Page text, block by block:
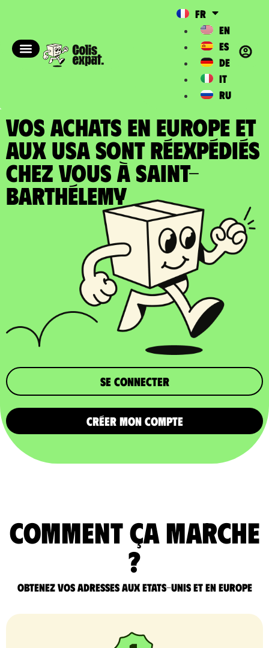
FR
EN
ES
DE
IT
RU
VOS ACHATS EN EUROPE ET
AUX USA SONT RÉEXPÉDIÉS
chez vous à Saint-
Barthélemy
Se connecter
CRÉER MON COMPTE
comment ça marche
?
Obtenez vos adresses aux Etats-Unis et en Europe